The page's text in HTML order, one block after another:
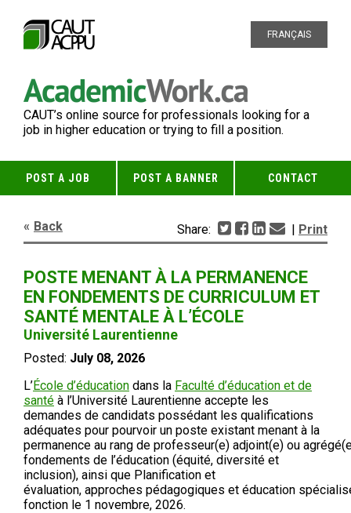
FRANÇAIS
CAUT’s online source for professionals looking for a
job in higher education or trying to fill a position.
POST A JOB POST A BANNER CONTACT
Back Share: | Print
POSTE MENANT À LA PERMANENCE
EN FONDEMENTS DE CURRICULUM ET
SANTÉ MENTALE À L’ÉCOLE
Université Laurentienne
Posted: July 08, 2026
L’École d’éducation dans la Faculté d’éducation et de
santé à l’Université Laurentienne accepte les
demandes de candidats possédant les qualifications
adéquates pour pourvoir un poste existant menant à la
permanence au rang de professeur(e) adjoint(e) ou
fondements de l’éducation (équité, diversité et
inclusion), ainsi que Planification et
évaluation, approches pédagogiques et éducation
fonction le 1 novembre, 2026.